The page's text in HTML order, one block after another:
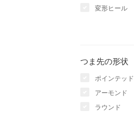
変形ヒール
つま先の形状
ポインテッド
アーモンド
ラウンド